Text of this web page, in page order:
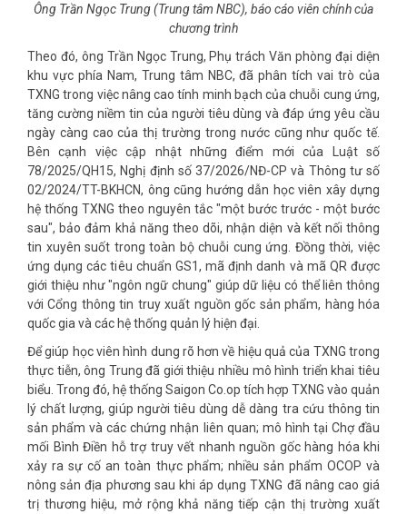
Ông Trần Ngọc Trung (Trung tâm NBC), báo cáo viên chính của
chương trình
Theo đó, ông Trần Ngọc Trung, Phụ trách Văn phòng đại diện
khu vực phía Nam, Trung tâm NBC, đã phân tích vai trò của
TXNG trong việc nâng cao tính minh bạch của chuỗi cung ứng,
tăng cường niềm tin của người tiêu dùng và đáp ứng yêu cầu
ngày càng cao của thị trường trong nước cũng như quốc tế.
Bên cạnh việc cập nhật những điểm mới của Luật số
78/2025/QH15, Nghị định số 37/2026/NĐ-CP và Thông tư số
02/2024/TT-BKHCN, ông cũng hướng dẫn học viên xây dựng
hệ thống TXNG theo nguyên tắc "một bước trước - một bước
sau", bảo đảm khả năng theo dõi, nhận diện và kết nối thông
tin xuyên suốt trong toàn bộ chuỗi cung ứng. Đồng thời, việc
ứng dụng các tiêu chuẩn GS1, mã định danh và mã QR được
giới thiệu như "ngôn ngữ chung" giúp dữ liệu có thể liên thông
với Cổng thông tin truy xuất nguồn gốc sản phẩm, hàng hóa
quốc gia và các hệ thống quản lý hiện đại.
Để giúp học viên hình dung rõ hơn về hiệu quả của TXNG trong
thực tiễn, ông Trung đã giới thiệu nhiều mô hình triển khai tiêu
biểu. Trong đó, hệ thống Saigon Co.op tích hợp TXNG vào quản
lý chất lượng, giúp người tiêu dùng dễ dàng tra cứu thông tin
sản phẩm và các chứng nhận liên quan; mô hình tại Chợ đầu
mối Bình Điền hỗ trợ truy vết nhanh nguồn gốc hàng hóa khi
xảy ra sự cố an toàn thực phẩm; nhiều sản phẩm OCOP và
nông sản địa phương sau khi áp dụng TXNG đã nâng cao giá
trị thương hiệu, mở rộng khả năng tiếp cận thị trường xuất